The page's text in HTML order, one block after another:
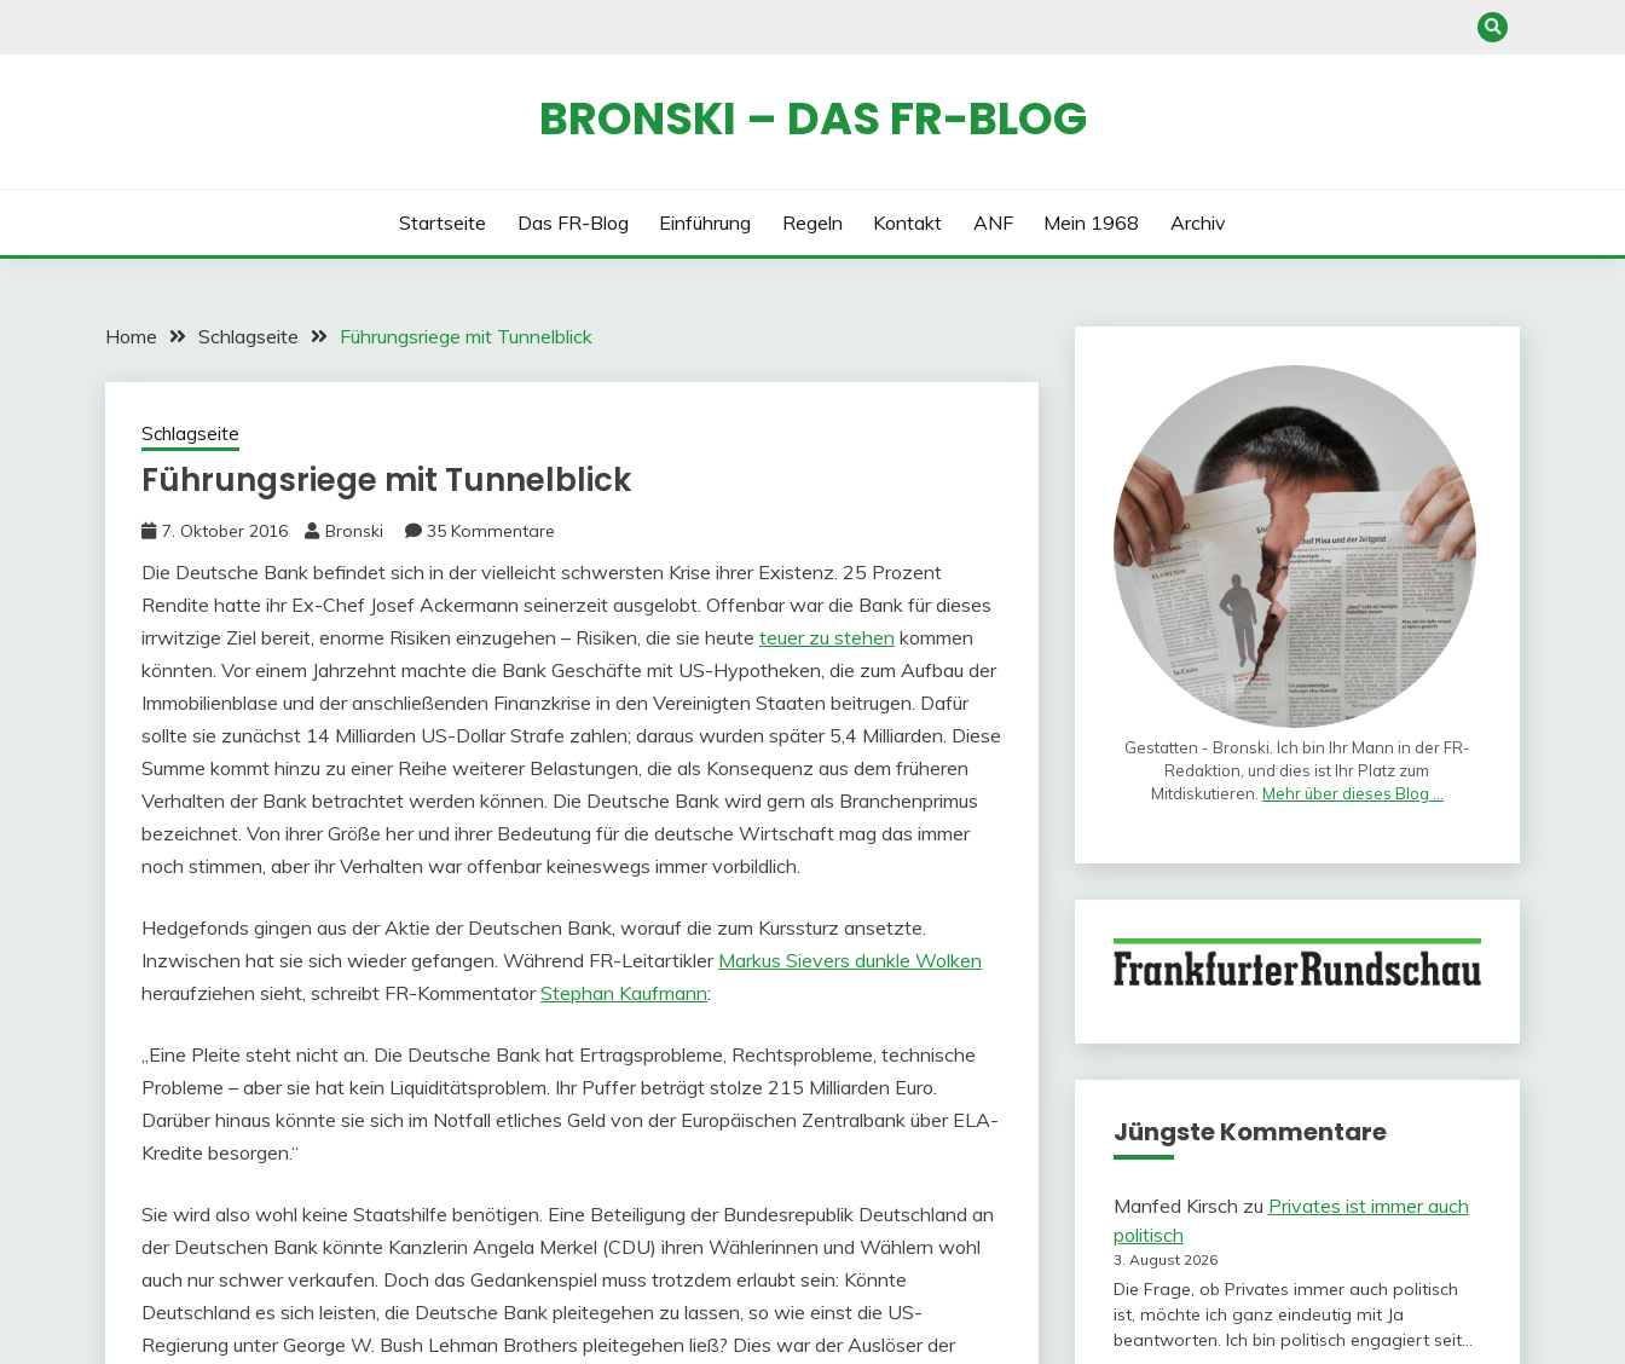
BRONSKI – DAS FR-BLOG
Startseite Das FR-Blog Einführung Regeln Kontakt ANF Mein 1968 Archiv
Home Schlagseite Führungsriege mit Tunnelblick
Schlagseite
Führungsriege mit Tunnelblick
7. Oktober 2016 Bronski 35 Kommentare
Die Deutsche Bank befindet sich in der vielleicht schwersten Krise ihrer Existenz. 25 Prozent
Rendite hatte ihr Ex-Chef Josef Ackermann seinerzeit ausgelobt. Offenbar war die Bank für dieses
irrwitzige Ziel bereit, enorme Risiken einzugehen – Risiken, die sie heute teuer zu stehen kommen
könnten. Vor einem Jahrzehnt machte die Bank Geschäfte mit US-Hypotheken, die zum Aufbau der
Immobilienblase und der anschließenden Finanzkrise in den Vereinigten Staaten beitrugen. Dafür
sollte sie zunächst 14 Milliarden US-Dollar Strafe zahlen; daraus wurden später 5,4 Milliarden. Diese
Summe kommt hinzu zu einer Reihe weiterer Belastungen, die als Konsequenz aus dem früheren
Verhalten der Bank betrachtet werden können. Die Deutsche Bank wird gern als Branchenprimus
bezeichnet. Von ihrer Größe her und ihrer Bedeutung für die deutsche Wirtschaft mag das immer
noch stimmen, aber ihr Verhalten war offenbar keineswegs immer vorbildlich.
Hedgefonds gingen aus der Aktie der Deutschen Bank, worauf die zum Kurssturz ansetzte.
Inzwischen hat sie sich wieder gefangen. Während FR-Leitartikler Markus Sievers dunkle Wolken
heraufziehen sieht, schreibt FR-KommentatorStephan Kaufmann:
„Eine Pleite steht nicht an. Die Deutsche Bank hat Ertragsprobleme, Rechtsprobleme, technische
Probleme – aber sie hat kein Liquiditätsproblem. Ihr Puffer beträgt stolze 215 Milliarden Euro.
Darüber hinaus könnte sie sich im Notfall etliches Geld von der Europäischen Zentralbank über ELA-
Kredite besorgen.“
Sie wird also wohl keine Staatshilfe benötigen. Eine Beteiligung der Bundesrepublik Deutschland an
der Deutschen Bank könnte Kanzlerin Angela Merkel (CDU) ihren Wählerinnen und Wählern wohl
auch nur schwer verkaufen. Doch das Gedankenspiel muss trotzdem erlaubt sein: Könnte
Deutschland es sich leisten, die Deutsche Bank pleitegehen zu lassen, so wie einst die US-
Regierung unter George W. Bush Lehman Brothers pleitegehen ließ? Dies war der Auslöser der
Gestatten - Bronski. Ich bin Ihr Mann in der FR-
Redaktion, und dies ist Ihr Platz zum
Mitdiskutieren. Mehr über dieses Blog ...
Jüngste Kommentare
Manfed Kirsch zu Privates ist immer auch
politisch
3. August 2026
Die Frage, ob Privates immer auch politisch
ist, möchte ich ganz eindeutig mit Ja
beantworten. Ich bin politisch engagiert seit…